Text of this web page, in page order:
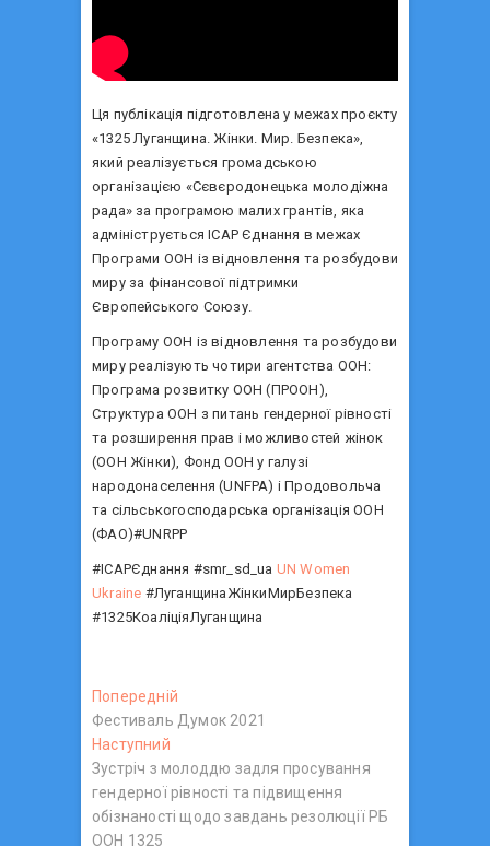
Ця публікація підготовлена у межах проєкту
«1325 Луганщина. Жінки. Мир. Безпека»,
який реалізується громадською
організацією «Сєвєродонецька молодіжна
рада» за програмою малих грантів, яка
адмініструється ІСАР Єднання в межах
Програми ООН із відновлення та розбудови
миру за фінансової підтримки
Європейського Союзу.
Програму ООН із відновлення та розбудови
миру реалізують чотири агентства ООН:
Програма розвитку ООН (ПРООН),
Структура ООН з питань гендерної рівності
та розширення прав і можливостей жінок
(ООН Жінки), Фонд ООН у галузі
народонаселення (UNFPA) і Продовольча
та сільськогосподарська організація ООН
(ФАО)#UNRPP
#ІСАРЄднання #smr_sd_ua UN Women
Ukraine #ЛуганщинаЖінкиМирБезпека
#1325КоаліціяЛуганщина
Н
а
в
і
Попередній
о
е
р
е
Фестиваль Думок 2021
Наступний
а
с
т
Зустріч з молоддю задля просування
гендерної рівності та підвищення
обізнаності щодо завдань резолюції РБ
ООН 1325